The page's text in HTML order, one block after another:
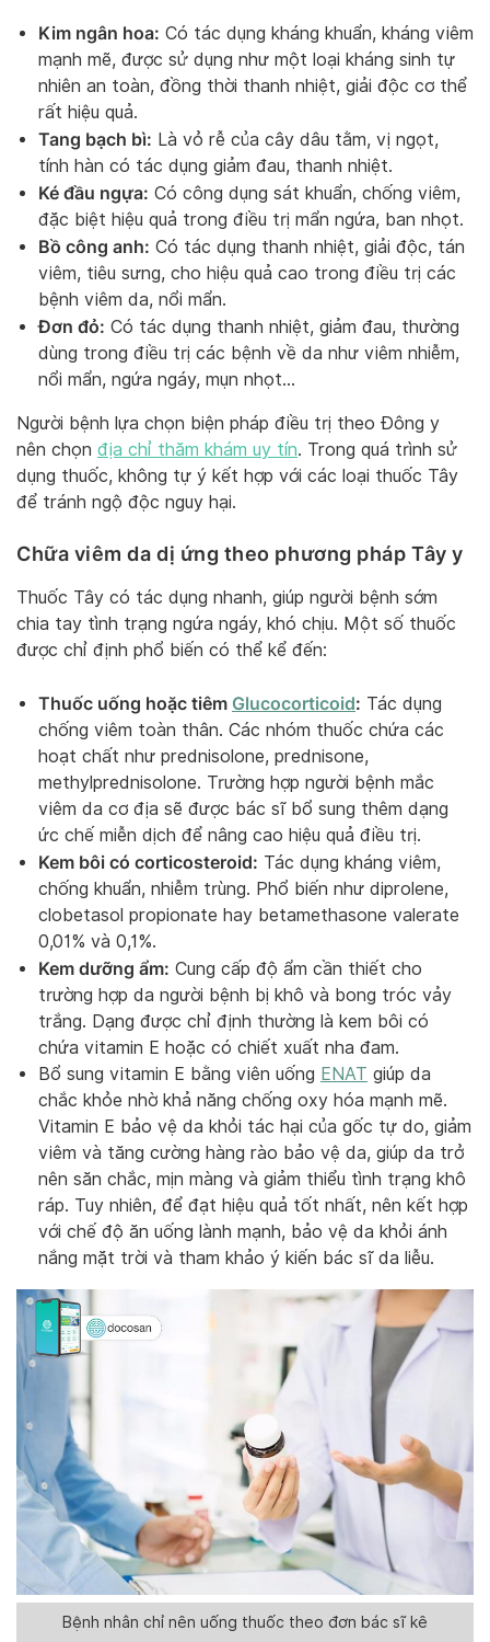
Kim ngân hoa: Có tác dụng kháng khuẩn, kháng viêm
mạnh mẽ, được sử dụng như một loại kháng sinh tự
nhiên an toàn, đồng thời thanh nhiệt, giải độc cơ thể
rất hiệu quả.
Tang bạch bì: Là vỏ rễ của cây dâu tằm, vị ngọt,
tính hàn có tác dụng giảm đau, thanh nhiệt.
Ké đầu ngựa: Có công dụng sát khuẩn, chống viêm,
đặc biệt hiệu quả trong điều trị mẩn ngứa, ban nhọt.
Bồ công anh: Có tác dụng thanh nhiệt, giải độc, tán
viêm, tiêu sưng, cho hiệu quả cao trong điều trị các
bệnh viêm da, nổi mẩn.
Đơn đỏ: Có tác dụng thanh nhiệt, giảm đau, thường
dùng trong điều trị các bệnh về da như viêm nhiễm,
nổi mẩn, ngứa ngáy, mụn nhọt…
Người bệnh lựa chọn biện pháp điều trị theo Đông y
nên chọn địa chỉ thăm khám uy tín. Trong quá trình sử
dụng thuốc, không tự ý kết hợp với các loại thuốc Tây
để tránh ngộ độc nguy hại.
Chữa viêm da dị ứng theo phương pháp Tây y
Thuốc Tây có tác dụng nhanh, giúp người bệnh sớm
chia tay tình trạng ngứa ngáy, khó chịu. Một số thuốc
được chỉ định phổ biến có thể kể đến:
Thuốc uống hoặc tiêm Glucocorticoid: Tác dụng
chống viêm toàn thân. Các nhóm thuốc chứa các
hoạt chất như prednisolone, prednisone,
methylprednisolone. Trường hợp người bệnh mắc
viêm da cơ địa sẽ được bác sĩ bổ sung thêm dạng
ức chế miễn dịch để nâng cao hiệu quả điều trị.
Kem bôi có corticosteroid: Tác dụng kháng viêm,
chống khuẩn, nhiễm trùng. Phổ biến như diprolene,
clobetasol propionate hay betamethasone valerate
0,01% và 0,1%.
Kem dưỡng ẩm: Cung cấp độ ẩm cần thiết cho
trường hợp da người bệnh bị khô và bong tróc vảy
trắng. Dạng được chỉ định thường là kem bôi có
chứa vitamin E hoặc có chiết xuất nha đam.
Bổ sung vitamin E bằng viên uống ENAT giúp da
chắc khỏe nhờ khả năng chống oxy hóa mạnh mẽ.
Vitamin E bảo vệ da khỏi tác hại của gốc tự do, giảm
viêm và tăng cường hàng rào bảo vệ da, giúp da trở
nên săn chắc, mịn màng và giảm thiểu tình trạng khô
ráp. Tuy nhiên, để đạt hiệu quả tốt nhất, nên kết hợp
với chế độ ăn uống lành mạnh, bảo vệ da khỏi ánh
nắng mặt trời và tham khảo ý kiến bác sĩ da liễu.
Bệnh nhân chỉ nên uống thuốc theo đơn bác sĩ kê